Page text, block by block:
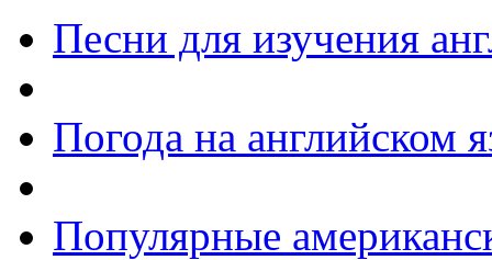
Песни для изучения
Погода на английском
Популярные